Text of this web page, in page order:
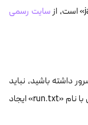
سایت رسمی
داشته باشید، نباید
فایل را به صورت مستقیم اجرا کنید. یک فایل متنی با نام «run.txt» ایجاد